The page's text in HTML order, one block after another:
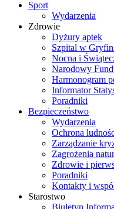
Sport
Wydarzenia
Zdrowie
Dyżury aptek
Szpital w
Nocna i
Narodowy
Harmonogram
Informator
Poradniki
Bezpieczeństwo
Wydarzenia
Ochrona
Zarządzanie
Zagrożenia
Zdrowie i
Poradniki
Kontakty i
Starostwo
Biuletyn